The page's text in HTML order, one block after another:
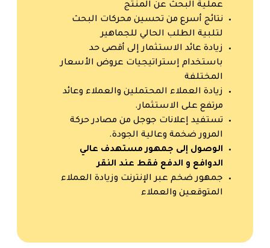
عملية البحث عن المنتج
نتائج أسرع من تحسين محركات البحث
لتلبية الطلب الحالي للجماهير
زيادة عائد الاستثمار إلى أقصى حد
باستخدام إستراتيجيات عروض الأسعار
المختلفة
زيادة العملاء المحتملين والعملاء وعائد
مرتفع على الاستثمار.
تستفيد إعلانات جوجل من مصادر حركة
المرور ضخمة وعالية الجودة.
الوصول إلى جمهور مستهدف عالي
الدوافع و الدفع فقط عند النقر
جمهور ضخم عبر الإنترنت وزيادة العملاء
المتوقعين والعملاء